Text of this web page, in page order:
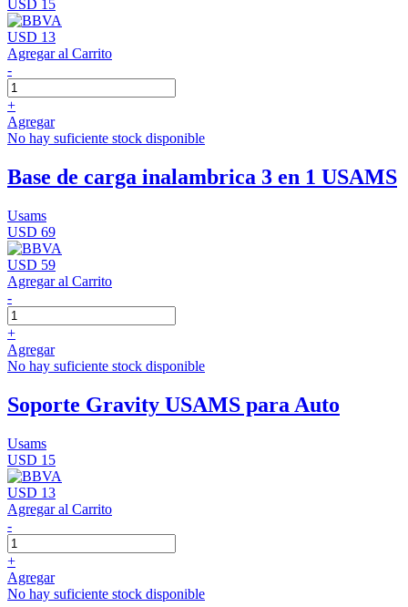
USD 15
USD 13
Agregar al Carrito
-
+
Agregar
No hay suficiente stock disponible
Base de carga inalambrica 3 en 1 USAMS
Usams
USD 69
USD 59
Agregar al Carrito
-
+
Agregar
No hay suficiente stock disponible
Soporte Gravity USAMS para Auto
Usams
USD 15
USD 13
Agregar al Carrito
-
+
Agregar
No hay suficiente stock disponible